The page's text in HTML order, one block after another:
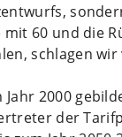
60 und die
schlagen
2000
der